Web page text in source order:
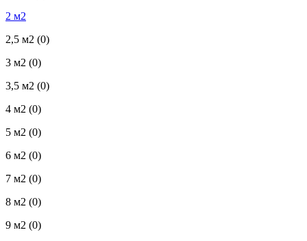
2 м2
2,5 м2 (0)
3 м2 (0)
3,5 м2 (0)
4 м2 (0)
5 м2 (0)
6 м2 (0)
7 м2 (0)
8 м2 (0)
9 м2 (0)